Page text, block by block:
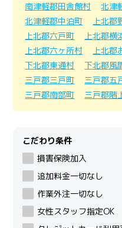
南津軽郡田舎館村
北津
北津軽郡中泊町
上北郡
上北郡六戸町
上北郡横
上北郡六ヶ所村
上北郡
下北郡東通村
下北郡風
三戸郡三戸町
三戸郡五
三戸郡南部町
三戸郡階
こだわり条件
損害保険加入
追加料金一切なし
作業外注一切なし
女性スタッフ指定OK